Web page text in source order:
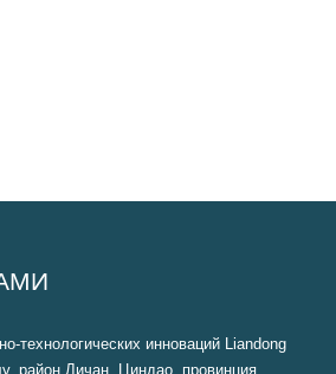
технологических инноваций Liandong
район Личан, Циндао, провинция